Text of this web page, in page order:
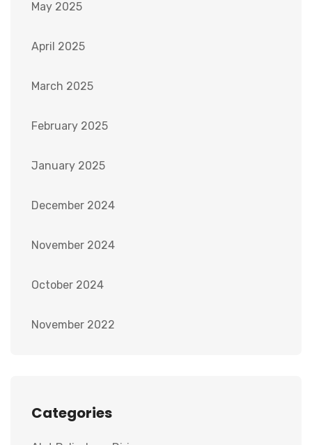
May 2025
April 2025
March 2025
February 2025
January 2025
December 2024
November 2024
October 2024
November 2022
Categories